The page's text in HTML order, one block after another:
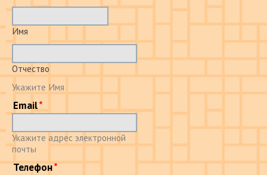
Имя
Отчество
Укажите Имя
Email
Укажите адрес электронной
почты
Телефон